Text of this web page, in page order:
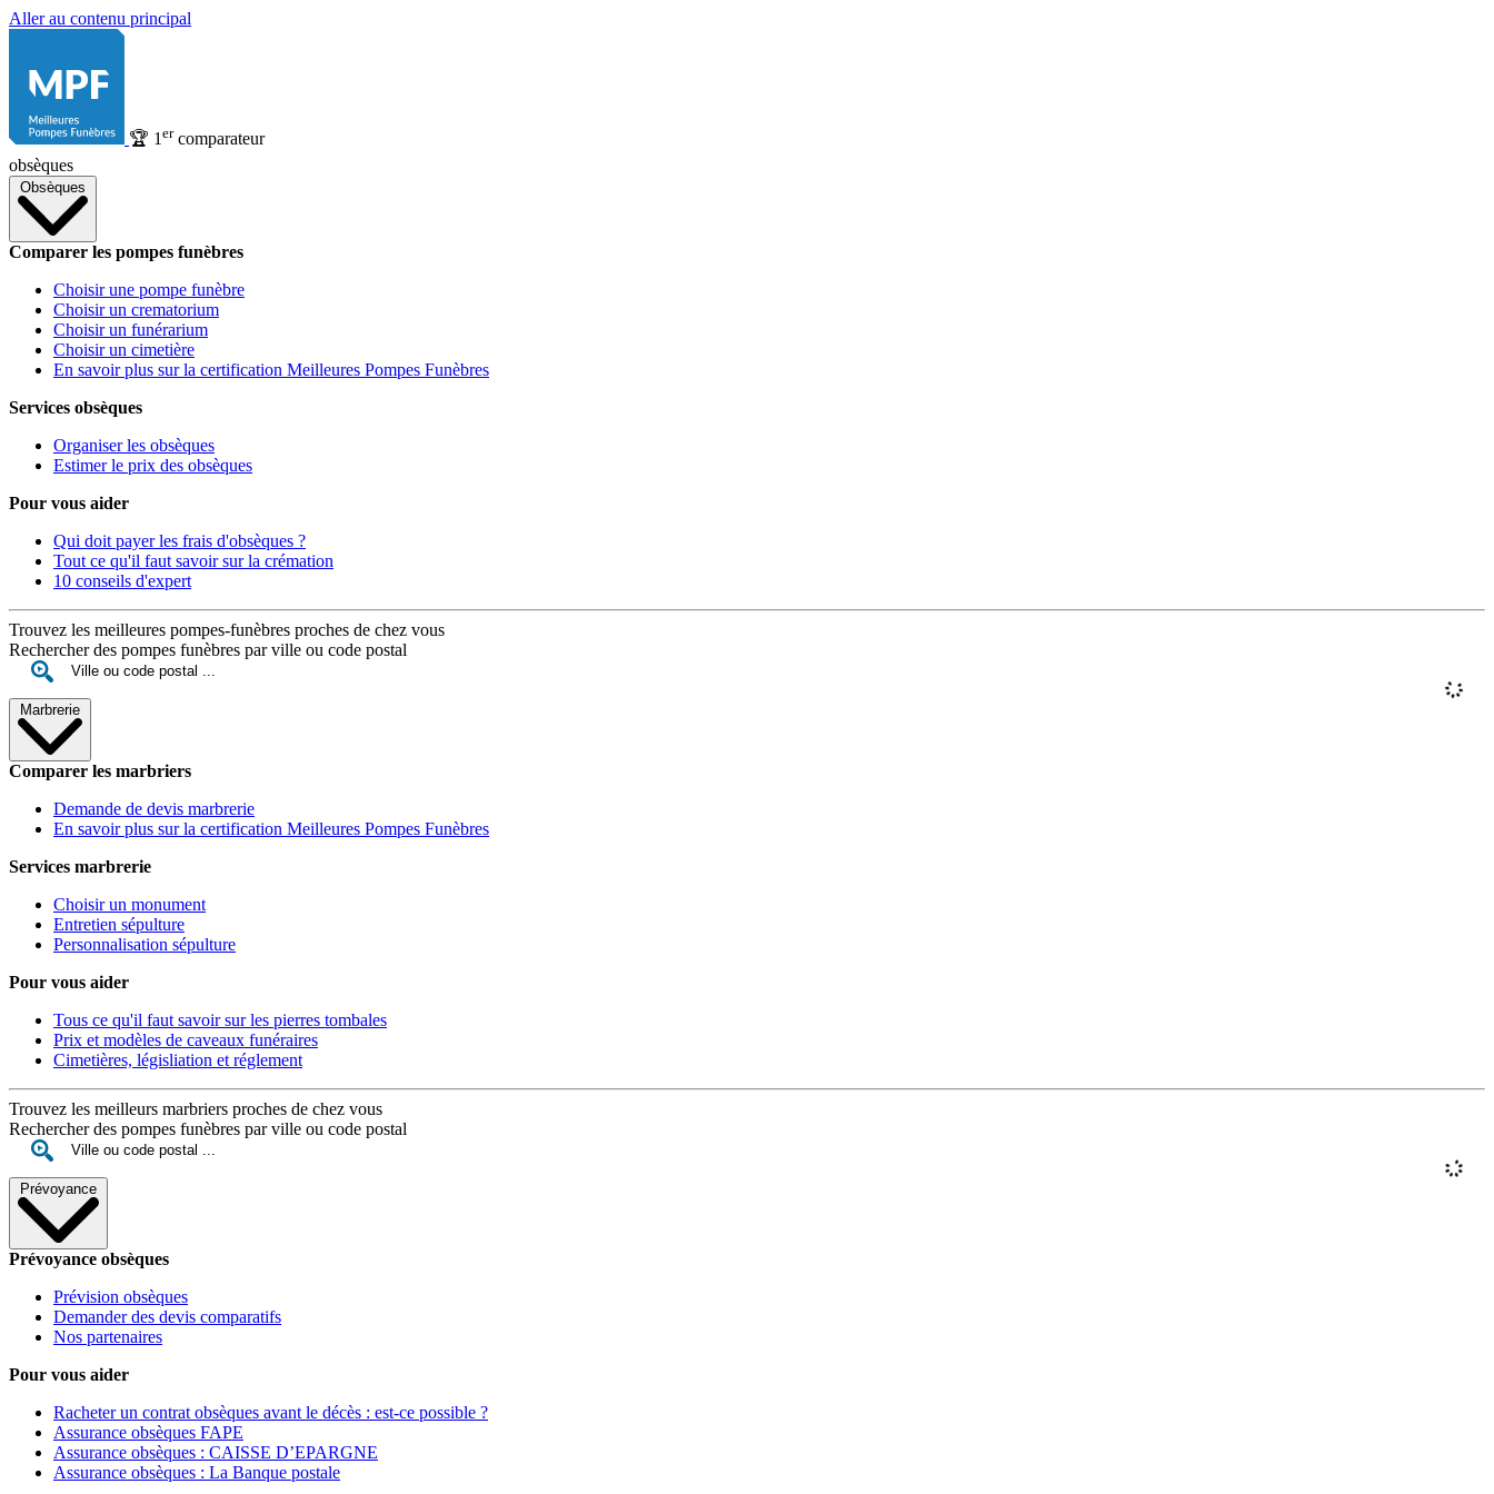
Aller au contenu principal
🏆 1 ercomparateur
obsèques
Obsèques
Comparer les pompes funèbres
Choisir une pompe funèbre
Choisir un crematorium
Choisir un funérarium
Choisir un cimetière
En savoir plus sur la certification Meilleures Pompes Funèbres
Services obsèques
Organiser les obsèques
Estimer le prix des obsèques
Pour vous aider
Qui doit payer les frais d'obsèques ?
Tout ce qu'il faut savoir sur la crémation
10 conseils d'expert
Trouvez les meilleures pompes-funèbres proches de chez vous
Rechercher des pompes funèbres par ville ou code postal
Marbrerie
Comparer les marbriers
Demande de devis marbrerie
En savoir plus sur la certification Meilleures Pompes Funèbres
Services marbrerie
Choisir un monument
Entretien sépulture
Personnalisation sépulture
Pour vous aider
Tous ce qu'il faut savoir sur les pierres tombales
Prix et modèles de caveaux funéraires
Cimetières, législiation et réglement
Trouvez les meilleurs marbriers proches de chez vous
Rechercher des pompes funèbres par ville ou code postal
Prévoyance
Prévoyance obsèques
Prévision obsèques
Demander des devis comparatifs
Nos partenaires
Pour vous aider
Racheter un contrat obsèques avant le décès : est-ce possible ?
Assurance obsèques FAPE
Assurance obsèques : CAISSE D’EPARGNE
Assurance obsèques : La Banque postale